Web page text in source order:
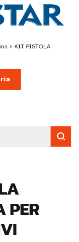
› KIT PISTOLA
PER